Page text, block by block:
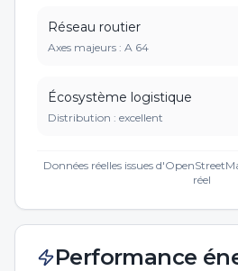
Réseau routier
Axes majeurs : A 64
Écosystème logistique
Distribution : excellent
Données réelles issues
réel
Performance